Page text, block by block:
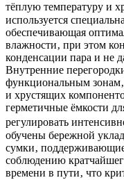
тёплую температуру и
используется
обеспечивающая
влажности‚ при этом
конденсации пара и не
Внутренние
функциональным
и хрустящих
герметичные ёмкости
регулировать
обучены бережной
сумки‚
соблюдению
времени в пути‚ что